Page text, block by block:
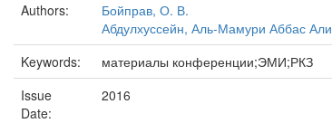
Authors:
Бойправ, О. В.
Абдулхуссейн, Аль-Мамури Аббас Али
Keywords:
материалы конференции;ЭМИ;РКЗ
Issue
Date:
2016